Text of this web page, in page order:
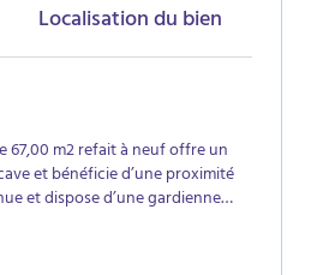
Localisation du bien
67,00 m2 refait à neuf offre un
et bénéficie d’une proximité
et dispose d’une gardienne
ouverte sur le salon /